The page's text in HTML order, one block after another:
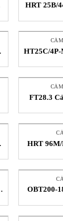
HRT 25B/
HT25C/4P-
FT28.3
HRT 96M/
OBT200-